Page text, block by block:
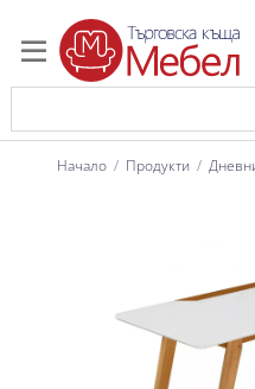
Начало Продукти